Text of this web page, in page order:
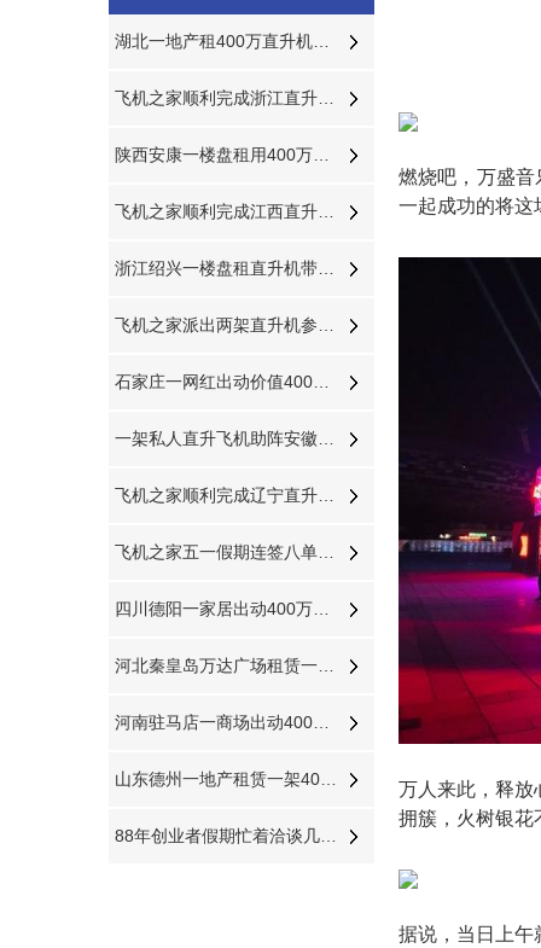
燃烧吧，万盛
一起成功的将这
万人来此，释放
拥簇，火树银花
据说，当日上午